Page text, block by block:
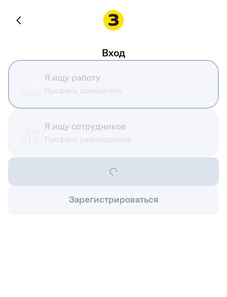
Вход
Я ищу работу
Профиль соискателя
Я ищу сотрудников
Профиль работодателя
Зарегистрироваться